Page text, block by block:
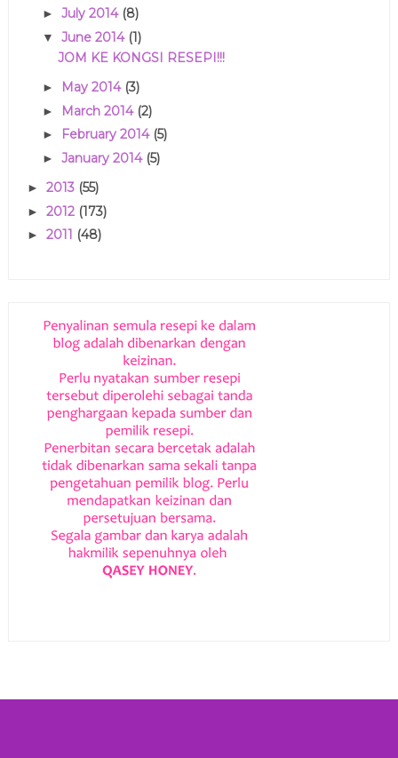
► July 2014 (8)
▼ June 2014 (1)
JOM KE KONGSI RESEPI!!!
► May 2014 (3)
► March 2014 (2)
► February 2014 (5)
► January 2014 (5)
► 2013 (55)
► 2012 (173)
► 2011 (48)